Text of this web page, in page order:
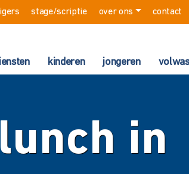
stage/scriptie over ons contact
kinderen jongeren
in